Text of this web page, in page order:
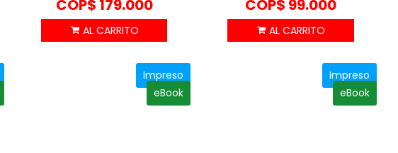
COP$ 179.000 COP$ 99.000
Impreso
eBook
Impreso
eBook